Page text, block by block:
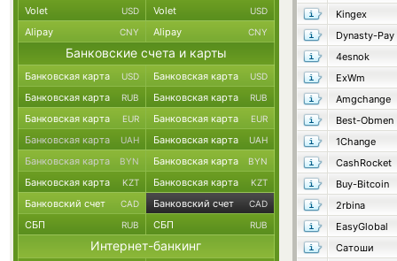
Kingex
Dynasty-Pay
4esnok
ExWm
Amgchange
Best-Obmen
1Change
CashRocket
Buy-Bitcoin
2rbina
EasyGlobal
Сатоши
Volet USD Volet USD
Alipay CNY Alipay CNY
Банковские счета и карты
Банковская карта USD Банковская карта USD
Банковская карта RUB Банковская карта RUB
Банковская карта EUR Банковская карта EUR
Банковская карта UAH Банковская карта UAH
Банковская карта BYN Банковская карта BYN
Банковская карта KZT Банковская карта KZT
Банковский счет CAD Банковский счет CAD
СБП RUB СБП RUB
Интернет-банкинг